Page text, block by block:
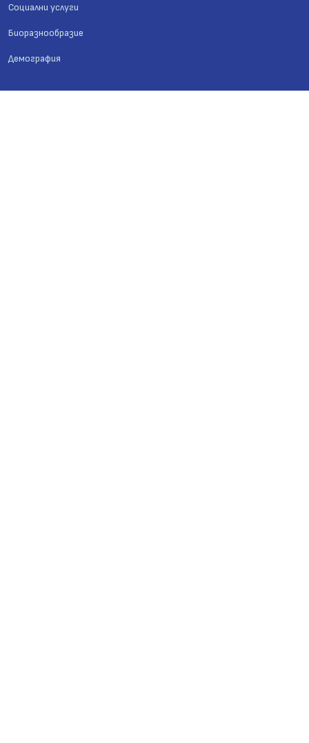
Социални услуги
Биоразнообразие
Демография